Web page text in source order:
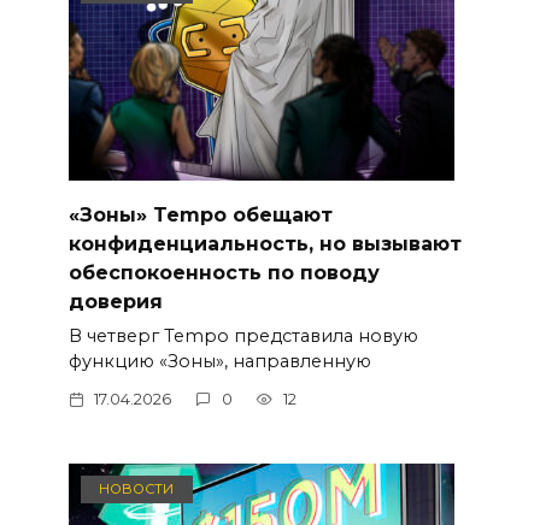
«Зоны» Tempo обещают
конфиденциальность, но вызывают
обеспокоенность по поводу
доверия
В четверг Tempo представила новую
функцию «Зоны», направленную
17.04.2026 0 12
НОВОСТИ